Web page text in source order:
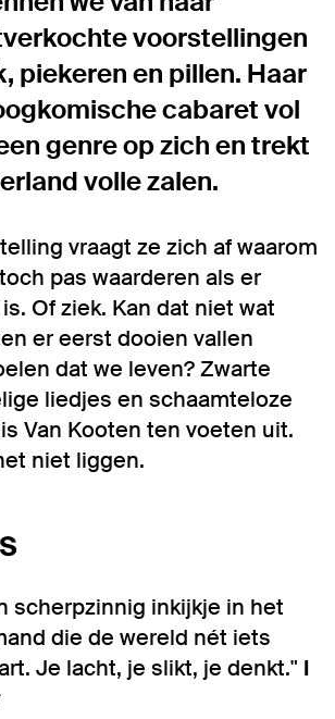
voorstellingen
piekeren en pillen. Haar
cabaret vol
genre op zich en trekt
volle zalen.
vraagt ze zich af waarom
pas waarderen als er
Of ziek. Kan dat niet wat
er eerst dooien vallen
dat we leven? Zwarte
liedjes en schaamteloze
Van Kooten ten voeten uit.
niet liggen.
scherpzinnig inkijkje in het
die de wereld nét iets
Je lacht, je slikt, je denkt." I